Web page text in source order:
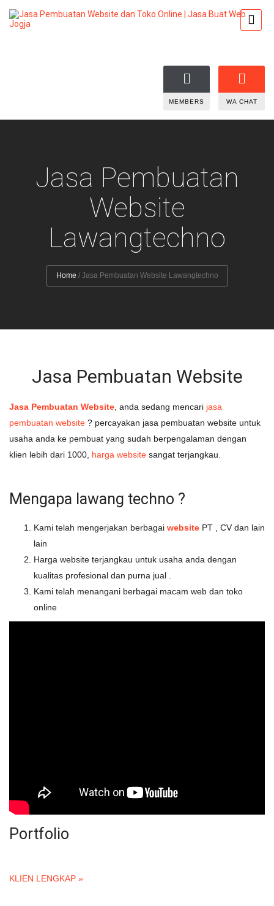
MEMBERS WA CHAT
Jasa Pembuatan
Website
Lawangtechno
Home / Jasa Pembuatan Website Lawangtechno
Jasa Pembuatan Website
Jasa Pembuatan Website , anda sedang mencari jasa
pembuatan website ? percayakan jasa pembuatan website untuk
usaha anda ke pembuat yang sudah berpengalaman dengan
klien lebih dari 1000, harga website sangat terjangkau.
Mengapa lawang techno ?
Kami telah mengerjakan berbagai website PT , CV dan lain
lain
Harga website terjangkau untuk usaha anda dengan
kualitas profesional dan purna jual .
Kami telah menangani berbagai macam web dan toko
online
Portfolio
KLIEN LENGKAP »